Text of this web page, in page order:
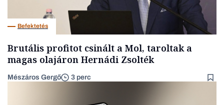
Befektetés
Brutális profitot csinált a Mol, taroltak a
magas olajáron Hernádi Zsolték
Mészáros Gergő 3 perc